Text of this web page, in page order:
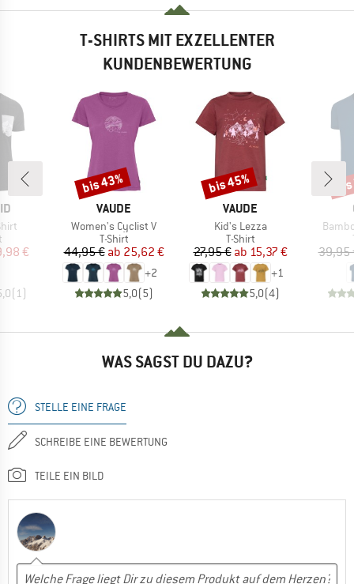
T-SHIRTS MIT EXZELLENTER
KUNDENBEWERTUNG
Preis
€
(1)
MARKE
VAUDE
Artikel
Women's Cyclist V
Produktgruppe
T-Shirt
Preis
44,95 € reduzierter Preis
ab 25,62 €
+2
5,0(5)
Rabatt
bis 43%
MARKE
VAUDE
Artikel
Kid's Lezza
Produktgruppe
T-Shirt
Preis
27,95 € reduzierter Preis
ab 15,37 €
+1
5,0(4)
Rabatt
bis 45%
Artikel
39,95
WAS SAGST DU DAZU?
STELLE EINE FRAGE
SCHREIBE EINE BEWERTUNG
TEILE EIN BILD